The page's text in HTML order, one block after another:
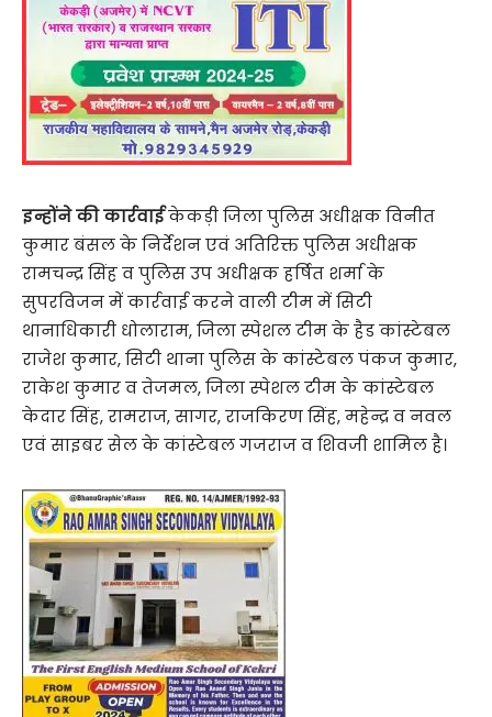
इन्होंने की कार्रवाईकेकड़ी जिला पुलिस अधीक्षक विनीत
कुमार बंसल के निर्देशन एवं अतिरिक्त पुलिस अधीक्षक
रामचन्द्र सिंह व पुलिस उप अधीक्षक हर्षित शर्मा के
सुपरविजन में कार्रवाई करने वाली टीम में सिटी
थानाधिकारी धोलाराम, जिला स्पेशल टीम के हैड कांस्टेबल
राजेश कुमार, सिटी थाना पुलिस के कांस्टेबल पंकज कुमार,
राकेश कुमार व तेजमल, जिला स्पेशल टीम के कांस्टेबल
केदार सिंह, रामराज, सागर, राजकिरण सिंह, महेन्द्र व नवल
एवं साइबर सेल के कांस्टेबल गजराज व शिवजी शामिल है।